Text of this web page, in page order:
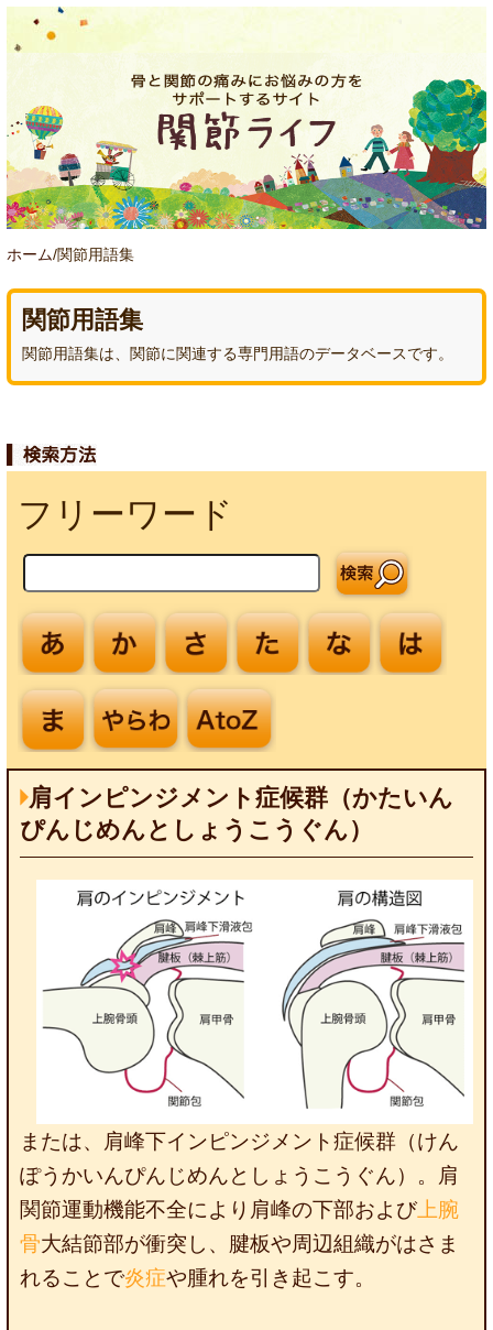
ホーム/関節用語集
関節用語集
関節用語集は、関節に関連する専門用語のデータベースです。
フリーワード
肩インピンジメント症候群（かたいん
ぴんじめんとしょうこうぐん）
または、肩峰下インピンジメント症候群（けん
ぽうかいんぴんじめんとしょうこうぐん）。肩
関節運動機能不全により肩峰の下部および上腕
骨大結節部が衝突し、腱板や周辺組織がはさま
れることで炎症や腫れを引き起こす。